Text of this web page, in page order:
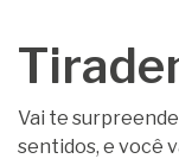
Vai te
sentidos, e você